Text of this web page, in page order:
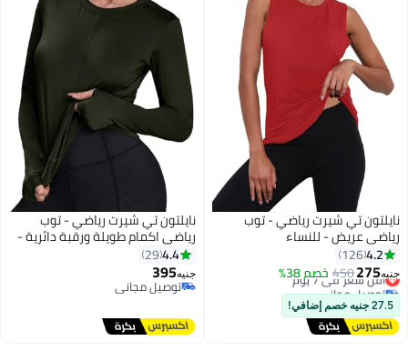
نايلتون تي شيرت رياضي - توب
رياضي عريض - للنساء
4.2
126
جنيه275
450 خصم 38%أقل سعر في 7 يوم
توصيل مجاني
أقل سعر في 7 يوم
27.5 جنيه خصم إضافي!
نايلتون تي شيرت رياضي - توب
رياضي اكمام طويلة ورقبة دائرية -
للنساء
4.4
29
جنيه395
توصيل مجاني
توصيل مجاني